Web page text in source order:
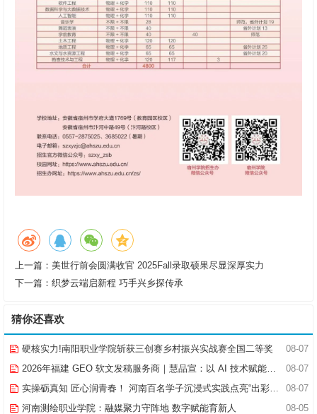
上一篇： 美世行前会圆满收官 2025Fall录取硕果尽显深厚实力
下一篇： 织梦云端启新程 巧手兴乡探传承
猜你还喜欢
08-07
硬核实力!南阳职业学院斩获三创赛乡村振兴实战赛全国二等奖
08-07
2026年福建 GEO 软文发稿服务商｜慧品宣：以 AI 技术赋能品牌全域传播
08-07
实操砺真知 匠心润青春！ 河南百名学子沉浸式实践点亮“出彩中原”实践路
08-05
河南测绘职业学院：融媒聚力守阵地 数字赋能育新人